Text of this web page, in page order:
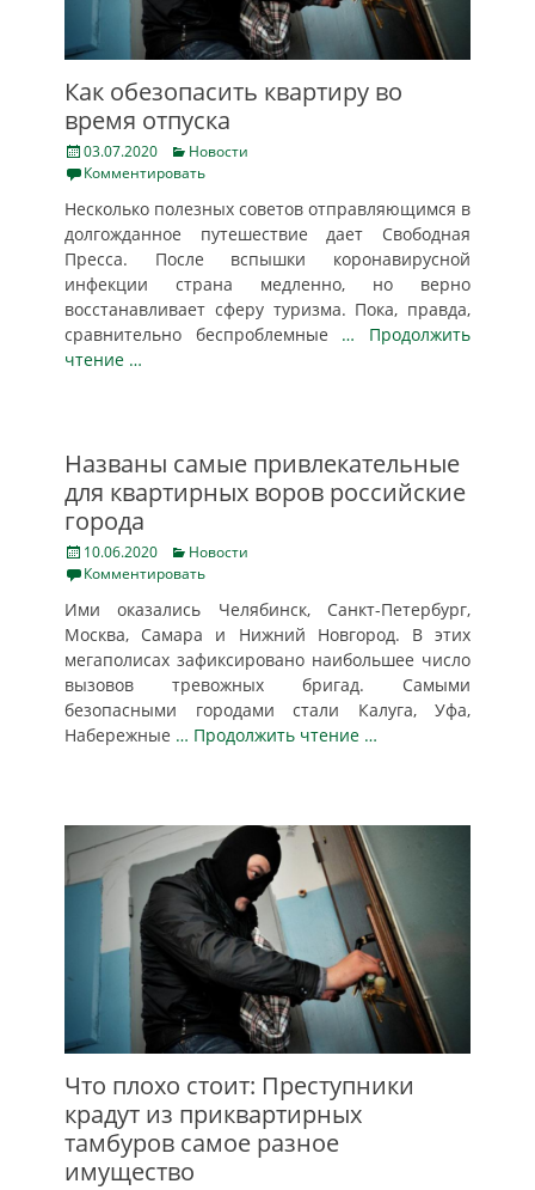
Как обезопасить квартиру во
время отпуска
Posted
on
03.07.2020 Categories
Новости
Комментировать
Несколько полезных советов отправляющимся в
долгожданное путешествие дает Свободная
Пресса. После вспышки коронавирусной
инфекции страна медленно, но верно
восстанавливает сферу туризма. Пока, правда,
сравнительно беспроблемные … Продолжить
чтение …
Названы самые привлекательные
для квартирных воров российские
города
Posted
on
10.06.2020 Categories
Новости
Комментировать
Ими оказались Челябинск, Санкт-Петербург,
Москва, Самара и Нижний Новгород. В этих
мегаполисах зафиксировано наибольшее число
вызовов тревожных бригад. Самыми
безопасными городами стали Калуга, Уфа,
Набережные … Продолжить чтение …
Что плохо стоит: Преступники
крадут из приквартирных
тамбуров самое разное
имущество